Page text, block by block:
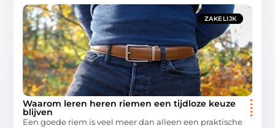
ZAKELIJK
Waarom leren heren riemen een tijdloze keuze
blijven
Een goede riem is veel meer dan alleen een praktische